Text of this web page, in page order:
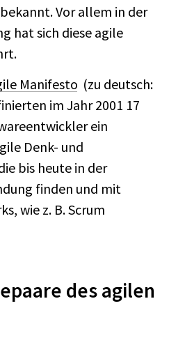
Vor allem in der
hat sich diese agile
Manifesto (zu deutsch:
im Jahr 2001 17
ein
Denk- und
bis heute in der
finden und mit
wie z. B. Scrum
des agilen